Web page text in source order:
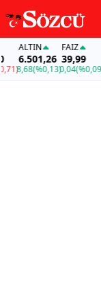
ALTIN
6.501,26
8,68(%0,13)
FAİZ
39,99
0,04(%0,09)